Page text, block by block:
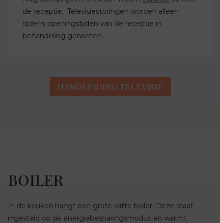
de receptie. Televisiestoringen worden alleen
tijdens openingstijden van de receptie in
behandeling genomen.
HANDLEIDING TELEVISIE
BOILER
In de keuken hangt een grote witte boiler. Deze staat
ingesteld op de energiebesparingsmodus en warmt